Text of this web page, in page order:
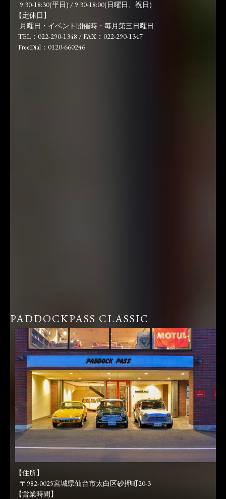
9:30-18:30(平日) / 9:30-18:00(日曜日、祝日)
【定休日】
月曜日・イベント開催時・毎月第三日曜日
TEL：022-290-1348 / FAX：022-290-1347
FreeDial：0120-660246
PADDOCKPASS CLASSIC
【住所】
〒982-0025宮城県仙台市太白区砂押町20-3
【営業時間】